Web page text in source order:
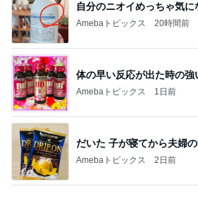
自分のニオイめっちゃ気に
Amebaトピックス 20時間前
体の早い反応が出た時の強
Amebaトピックス 1日前
だいた 子が寝てから夫婦
Amebaトピックス 2日前